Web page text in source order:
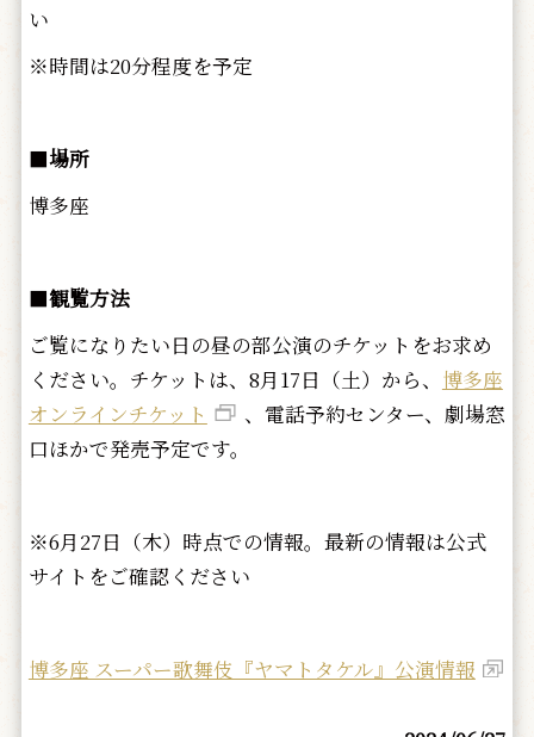
い
※時間は20分程度を予定
■場所
博多座
■観覧方法
ご覧になりたい日の昼の部公演のチケットをお求め
ください。チケットは、8月17日（土）から、 博多座
オンラインチケット
、電話予約センター、劇場窓
口ほかで発売予定です。
※6月27日（木）時点での情報。最新の情報は公式
サイトをご確認ください
博多座 スーパー歌舞伎『ヤマトタケル』公演情報